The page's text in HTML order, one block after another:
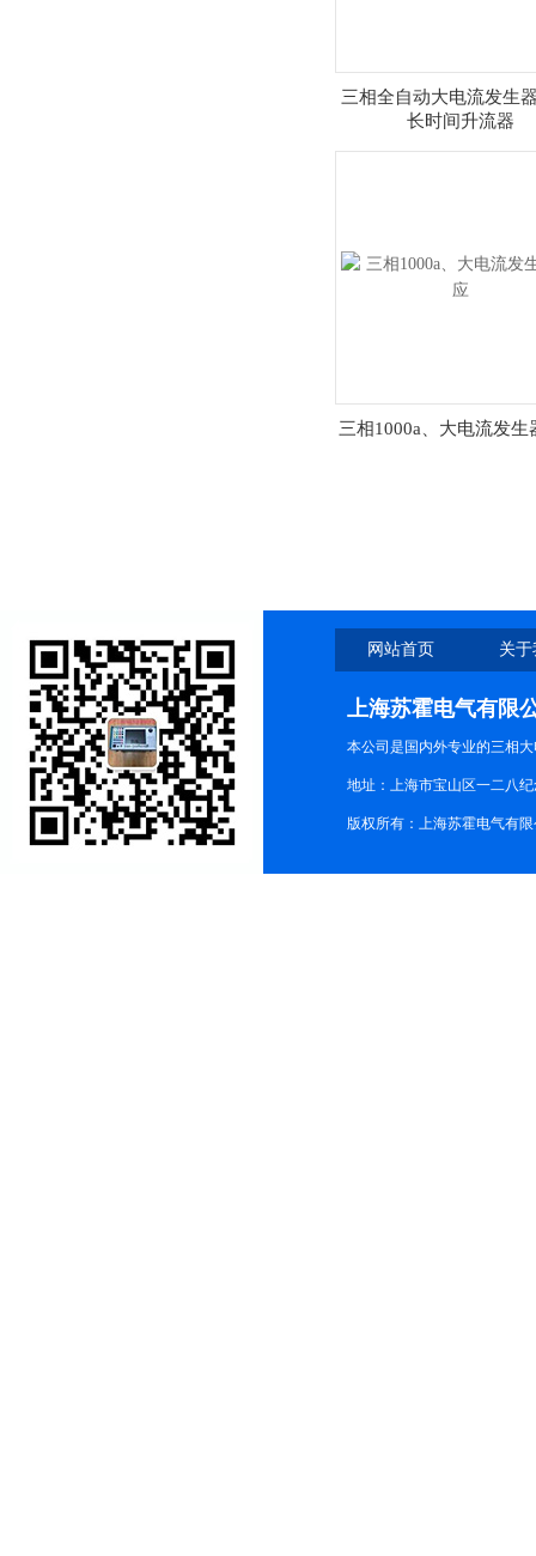
三相全自动大电流发生
长时间升流器
三相1000a、大电流发生
网站首页 关
上海苏霍电气有限
本公司是国内外专业的三相
地址：上海市宝山区一二八纪
版权所有：上海苏霍电气有